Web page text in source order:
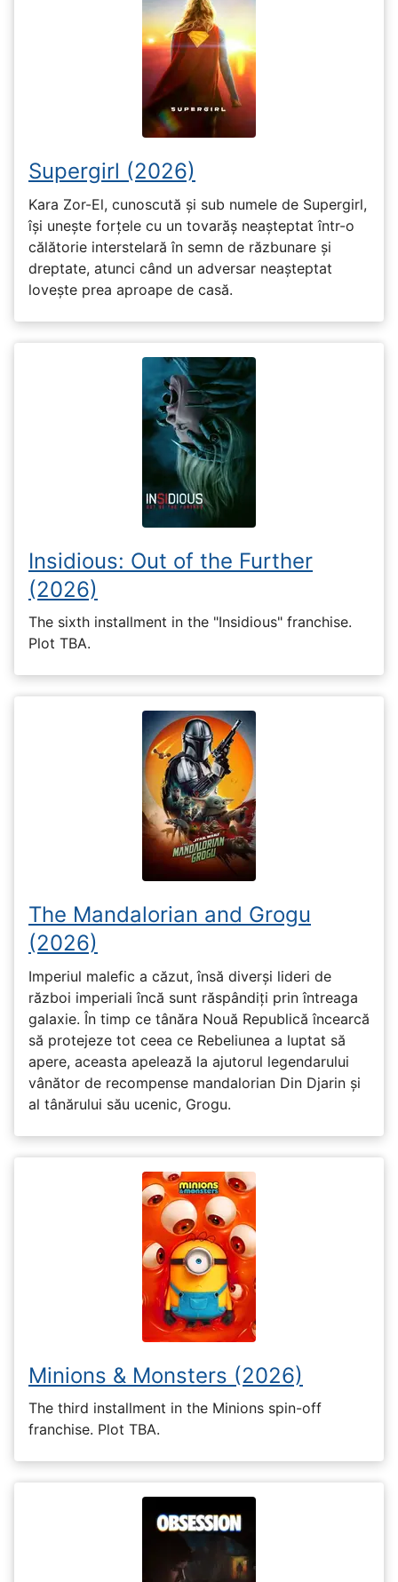
Supergirl (2026)
Kara Zor-El, cunoscută și sub numele de Supergirl,
își unește forțele cu un tovarăș neașteptat într-o
călătorie interstelară în semn de răzbunare și
dreptate, atunci când un adversar neașteptat
lovește prea aproape de casă.
Insidious: Out of the Further
(2026)
The sixth installment in the "Insidious" franchise.
Plot TBA.
The Mandalorian and Grogu
(2026)
Imperiul malefic a căzut, însă diverși lideri de
război imperiali încă sunt răspândiți prin întreaga
galaxie. În timp ce tânăra Nouă Republică încearcă
să protejeze tot ceea ce Rebeliunea a luptat să
apere, aceasta apelează la ajutorul legendarului
vânător de recompense mandalorian Din Djarin și
al tânărului său ucenic, Grogu.
Minions & Monsters (2026)
The third installment in the Minions spin-off
franchise. Plot TBA.